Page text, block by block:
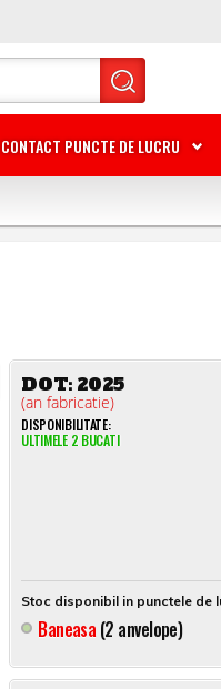
CONTACT PUNCTE DE LUCRU
DOT: 2025
(an fabricatie)
DISPONIBILITATE:
ULTIMELE 2 BUCATI
Stoc disponibil in punctele de
Baneasa (2 anvelope)